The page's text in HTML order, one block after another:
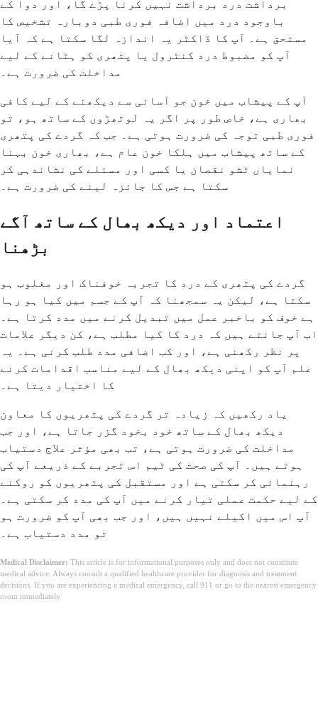
برداشت درد برداشت نہیں کرنا پڑے گا، اور دوا کے
باوجود درد میں اضافہ فوری طبی دوبارہ تشخیص کا
مستحق ہے۔ آپ کا ڈاکٹر یہ اندازہ لگا سکتا ہے کہ آیا
آپ کو مضبوط درد کنٹرول یا پتھری کو ہٹانے کے لیے
مداخلت کی ضرورت ہے۔
آپ کے پیشاب میں خون جو آسانی سے دیکھنے کے لیے کافی
بھاری ہے، خاص طور پر اگر یہ لوتھڑوں کے ساتھ ہو، تو
فوری طبی توجہ کی ضرورت ہوتی ہے۔ جب کہ گردے کی پتھری
کے ساتھ پیشاب میں ہلکا خون عام ہے، بھاری خون بہنا
نمایاں ٹشو نقصان یا کسی اور مسئلے کی نشاندہی کر
سکتا ہے جس کا جائزہ لینے کی ضرورت ہے۔
اعتماد اور دیکھ بھال کے ساتھ آگے
بڑھنا
گردے کی پتھری کے درد کا تجربہ خوفناک اور مغلوب ہو
سکتا ہے، لیکن یہ سمجھنا کہ آپ کے جسم میں کیا ہو رہا
ہے خوف کو باخبر عمل میں تبدیل کرنے میں مدد کرتا ہے۔
اب آپ جانتے ہیں کہ درد کا کیا مطلب ہے، کن دیگر علامات
پر نظر رکھنی ہے، اور کب اضافی مدد طلب کرنی ہے۔ یہ
علم آپ کو اپنی دیکھ بھال کے لیے مناسب اقدامات کرنے
کا اختیار دیتا ہے۔
یاد رکھیں کہ زیادہ تر گردے کی پتھریوں کا معاون
دیکھ بھال کے ساتھ خود بخود گزر جاتا ہے، اور جب
مداخلت کی ضرورت ہوتی ہے، تب بھی مؤثر علاج دستیاب
ہوتے ہیں۔ آپ کی صحت کی ٹیم اس تجربے کے ذریعے آپ کی
رہنمائی کر سکتی ہے اور مستقبل کی پتھریوں کو روکنے
کے لیے حکمت عملی تیار کرنے میں آپ کی مدد کر سکتی ہے۔
آپ اس میں اکیلے نہیں ہیں، اور جب بھی آپ کو ضرورت ہو
تو مدد دستیاب ہے۔
Medical Disclaimer: This article is for informational purposes only and does not constitute
medical advice. Always consult a qualified healthcare provider for diagnosis and treatment
decisions. If you are experiencing a medical emergency, call 911 or go to the nearest emergency
room immediately.